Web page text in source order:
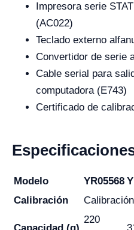
Impresora serie
(AC022)
Teclado externo
Convertidor de serie
Cable serial para
computadora (E743)
Certificado de
Modelo YR05568
Calibración
220